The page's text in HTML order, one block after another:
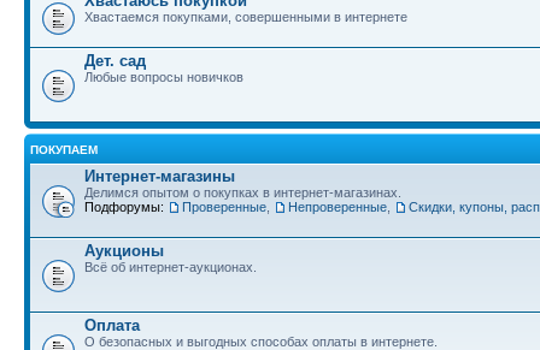
Хвастаемся покупками, совершенными в интернете
Дет. сад
Любые вопросы новичков
ПОКУПАЕМ
Интернет-магазины
Делимся опытом о покупках в интернет-магазинах.
Подфорумы:
Проверенные Непроверенные Скидки, купоны,
Аукционы
Всё об интернет-аукционах.
Оплата
О безопасных и выгодных способах оплаты в интернете.